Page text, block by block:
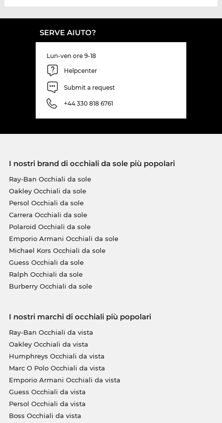
SERVE AIUTO?
Lun-ven ore 9-18
Helpcenter
Submit a request
+44 330 818 6761
I nostri brand di occhiali da sole più popolari
Ray-Ban Occhiali da sole
Oakley Occhiali da sole
Persol Occhiali da sole
Carrera Occhiali da sole
Polaroid Occhiali da sole
Emporio Armani Occhiali da sole
Michael Kors Occhiali da sole
Guess Occhiali da sole
Ralph Occhiali da sole
Burberry Occhiali da sole
I nostri marchi di occhiali più popolari
Ray-Ban Occhiali da vista
Oakley Occhiali da vista
Humphreys Occhiali da vista
Marc O Polo Occhiali da vista
Emporio Armani Occhiali da vista
Guess Occhiali da vista
Persol Occhiali da vista
Boss Occhiali da vista